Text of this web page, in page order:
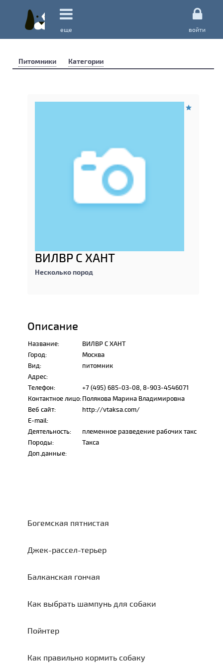
еще войти
Питомники Категории
ВИЛВР С ХАНТ
Несколько пород
Описание
Название:
ВИЛВР С ХАНТ
Город:
Москва
Вид:
питомник
Адрес:
Телефон:
+7 (495) 685-03-08, 8-903-4546071
Контактное лицо:Полякова Марина Владимировна
Веб сайт:
http://vtaksa.com/
E-mail:
Деятельность:
племенное разведение рабочих такс
Породы:
Такса
Доп.данные:
Богемская пятнистая
Джек-рассел-терьер
Балканская гончая
Как выбрать шампунь для собаки
Пойнтер
Как правильно кормить собаку